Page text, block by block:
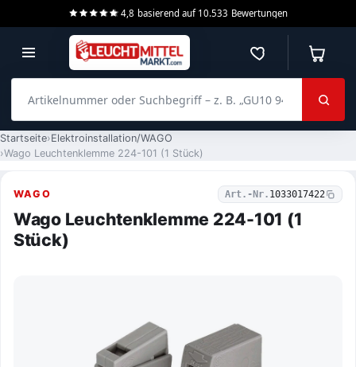
4,8 basierend auf 10.533 Bewertungen
Merkzettel
Startseite Elektroinstallation/WAGO
Wago Leuchtenklemme 224-101 (1 Stück)
WAGO Art.-Nr. 1033017422
Wago Leuchtenklemme 224-101 (1
Stück)